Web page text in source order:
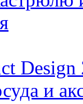
Design
и